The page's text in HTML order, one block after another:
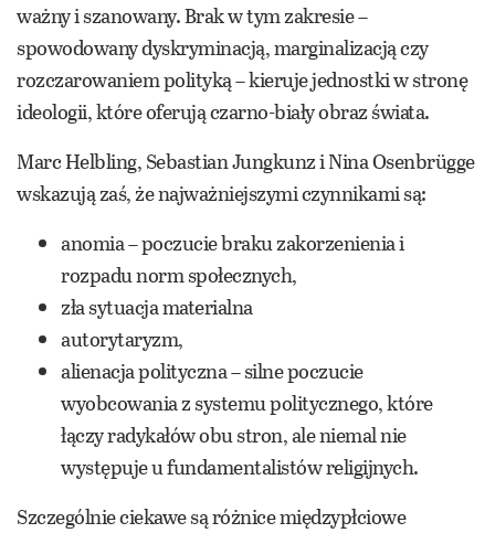
ważny i szanowany. Brak w tym zakresie –
spowodowany dyskryminacją, marginalizacją czy
rozczarowaniem polityką – kieruje jednostki w stronę
ideologii, które oferują czarno-biały obraz świata.
Marc Helbling, Sebastian Jungkunz i Nina Osenbrügge
wskazują zaś, że najważniejszymi czynnikami są:
anomia – poczucie braku zakorzenienia i
rozpadu norm społecznych,
zła sytuacja materialna
autorytaryzm,
alienacja polityczna – silne poczucie
wyobcowania z systemu politycznego, które
łączy radykałów obu stron, ale niemal nie
występuje u fundamentalistów religijnych.
Szczególnie ciekawe są różnice międzypłciowe